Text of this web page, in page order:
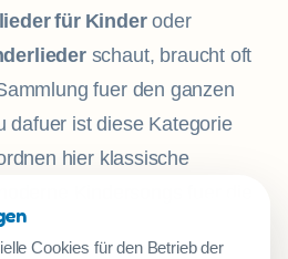
für Kinderoder
schaut, braucht oft
fuer den ganzen
dafuer ist diese Kategorie
hier klassische
fuer Kinder, die in
Cookies für den Betrieb der